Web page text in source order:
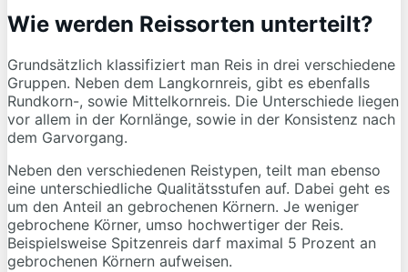
Wie werden Reissorten unterteilt?
Grundsätzlich klassifiziert man Reis in drei verschiedene
Gruppen. Neben dem Langkornreis, gibt es ebenfalls
Rundkorn-, sowie Mittelkornreis. Die Unterschiede liegen
vor allem in der Kornlänge, sowie in der Konsistenz nach
dem Garvorgang.
Neben den verschiedenen Reistypen, teilt man ebenso
eine unterschiedliche Qualitätsstufen auf. Dabei geht es
um den Anteil an gebrochenen Körnern. Je weniger
gebrochene Körner, umso hochwertiger der Reis.
Beispielsweise Spitzenreis darf maximal 5 Prozent an
gebrochenen Körnern aufweisen.